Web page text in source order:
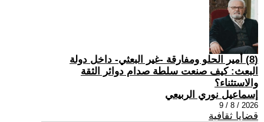
(8) أمير الحلو ومفارقة -غير البعثي- داخل دولة
البعث: كيف صنعت سلطة صدام دوائر الثقة
والاستثناء؟
إسماعيل نوري الربيعي
2026 / 8 / 9
قضايا ثقافية